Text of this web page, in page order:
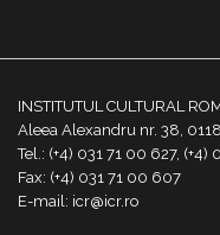
INSTITUTUL CULTURAL
Aleea Alexandru nr. 38,
Tel.: (+4) 031 71 00 627, (+4)
Fax: (+4) 031 71 00 607
E-mail: icr@icr.ro